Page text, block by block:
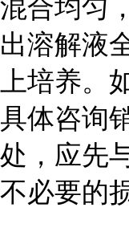
混合均匀
出溶解液
上培养。
具体咨询
处，应先
不必要的